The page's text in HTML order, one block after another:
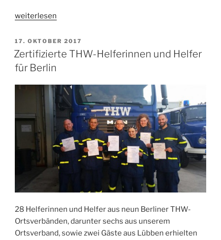
„Prüfung
2020“
weiterlesen
VERÖFFENTLICHT
AM
17. OKTOBER 2017
Zertifizierte THW-Helferinnen und Helfer
für Berlin
28 Helferinnen und Helfer aus neun Berliner THW-
Ortsverbänden, darunter sechs aus unserem
Ortsverband, sowie zwei Gäste aus Lübben erhielten